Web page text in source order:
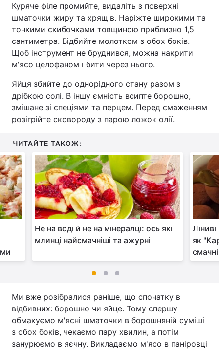
Куряче філе промийте, видаліть з поверхні
шматочки жиру та хрящів. Наріжте широкими та
тонкими скибочками товщиною приблизно 1,5
сантиметра. Відбийте молотком з обох боків.
Щоб інструмент не бруднився, можна накрити
м'ясо целофаном і бити через нього.
Яйця збийте до однорідного стану разом з
дрібкою солі. В іншу ємність всипте борошно,
змішане зі спеціями та перцем. Перед смаженням
розігрійте сковороду з парою ложок олії.
ЧИТАЙТЕ ТАКОЖ:
Не на воді й не на мінералці: ось які
млинці найсмачніші та ажурні
як
Ми вже розібралися раніше, що спочатку в
відбивних: борошно чи яйце. Тому спершу
обмакуємо м'ясні шматочки в борошняній суміші
з обох боків, чекаємо пару хвилин, а потім
занурюємо в яєчну. Викладаємо м'ясо в паніровці